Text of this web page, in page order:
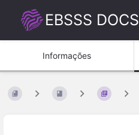
EBSSS DOCS
Informações